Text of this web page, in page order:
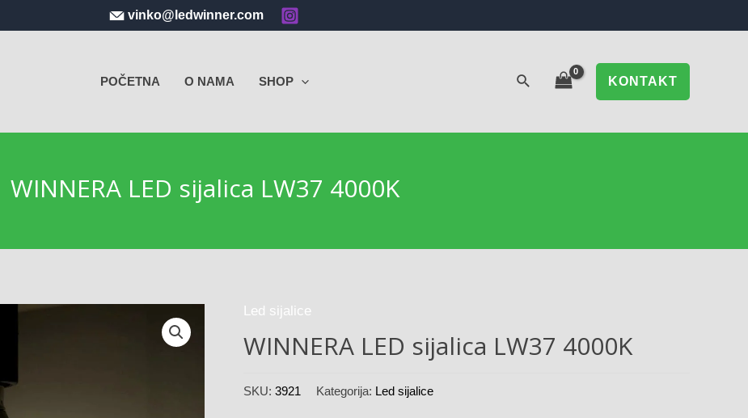
vinko@ledwinner.com
POČETNA O NAMA SHOP KONTAKT
WINNERA LED sijalica LW37 4000K
Led sijalice
WINNERA LED sijalica LW37 4000K
SKU: 3921 Kategorija: Led sijalice